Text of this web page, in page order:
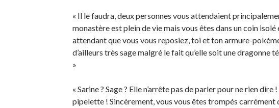
« Il le faudra, deux personnes vous attendaient
monastère est plein de vie mais vous êtes dans un coin isolé
attendant que vous vous reposiez, toi et ton armure-
d’ailleurs très sage malgré le fait qu’elle soit une dragonne
»
« Sarine ? Sage ? Elle n’arrête pas de parler pour ne rien dire
pipelette ! Sincèrement, vous vous êtes trompés carrément